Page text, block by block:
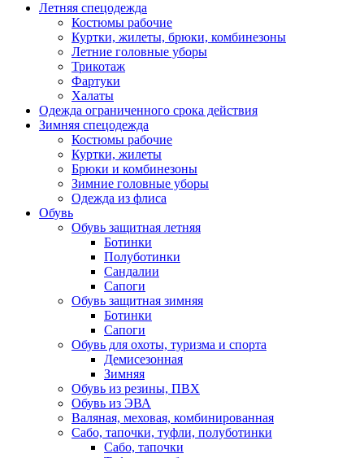
Летняя спецодежда
Костюмы рабочие
Куртки, жилеты, брюки, комбинезоны
Летние головные уборы
Трикотаж
Фартуки
Халаты
Одежда ограниченного срока действия
Зимняя спецодежда
Костюмы рабочие
Куртки, жилеты
Брюки и комбинезоны
Зимние головные уборы
Одежда из флиса
Обувь
Обувь защитная летняя
Ботинки
Полуботинки
Сандалии
Сапоги
Обувь защитная зимняя
Ботинки
Сапоги
Обувь для охоты, туризма и спорта
Демисезонная
Зимняя
Обувь из резины, ПВХ
Обувь из ЭВА
Валяная, меховая, комбинированная
Сабо, тапочки, туфли, полуботинки
Сабо, тапочки